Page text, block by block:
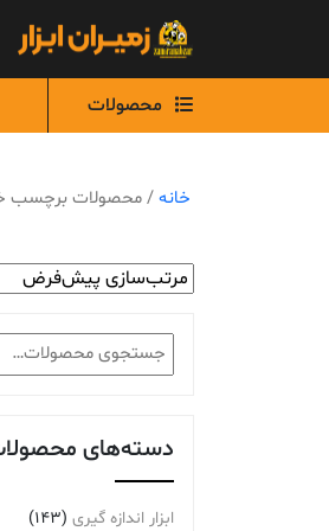
محصولات
خانه/ محصولات برچسب
جستجو
برای:
دسته‌های
ابزار اندازه گیری (143)